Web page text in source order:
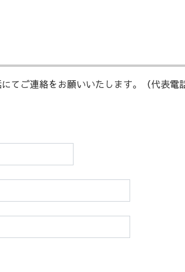
てご連絡をお願いいたします。（代表電